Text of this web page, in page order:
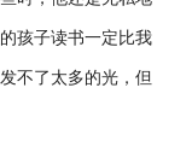
孩子读书一定比我
不了太多的光，但